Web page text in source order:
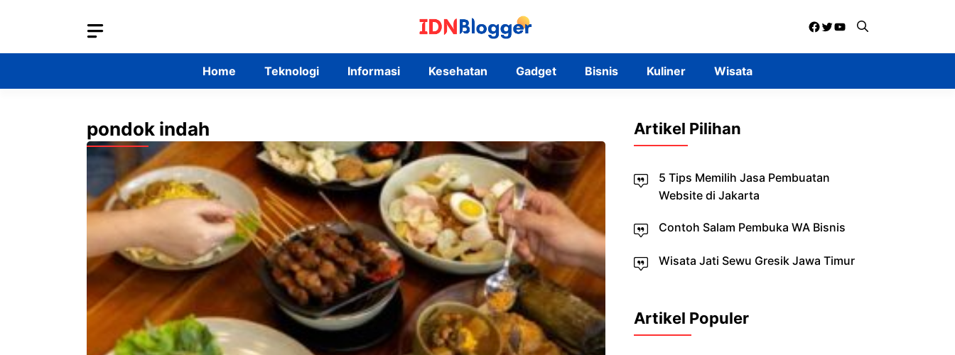
Facebook
Twitter
YouTube
Home Teknologi Informasi Kesehatan Gadget Bisnis Kuliner Wisata
pondok indah Artikel Pilihan
5 Tips Memilih Jasa Pembuatan
Website di Jakarta
Contoh Salam Pembuka WA Bisnis
Wisata Jati Sewu Gresik Jawa Timur
Artikel Populer